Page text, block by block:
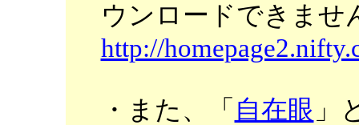
ウンロードできませ
http://
・また、「 自在眼 」